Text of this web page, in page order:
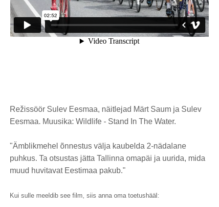
Režissöör Sulev Eesmaa, näitlejad Märt Saum ja Sulev
Eesmaa. Muusika: Wildlife - Stand In The Water.
"Ämblikmehel õnnestus välja kaubelda 2-nädalane
puhkus. Ta otsustas jätta Tallinna omapäi ja uurida, mida
muud huvitavat Eestimaa pakub."
Kui sulle meeldib see film, siis anna oma toetushääl: